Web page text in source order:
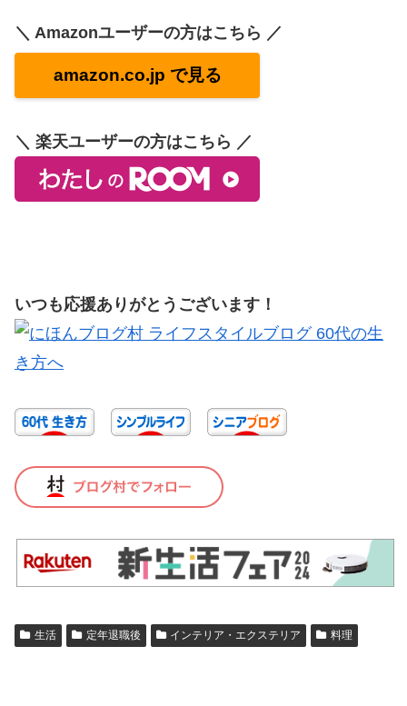
＼ Amazonユーザーの方はこちら ／
amazon.co.jp で見る
＼ 楽天ユーザーの方はこちら ／
いつも応援ありがとうございます！
生活 定年退職後 インテリア・エクステリア 料理